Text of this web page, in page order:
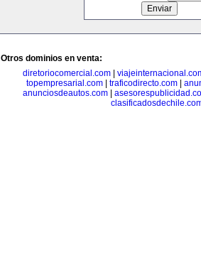
Otros dominios en venta:
diretoriocomercial.com
topempresarial.com
traficodirecto.com
anunciosdeautos.com|